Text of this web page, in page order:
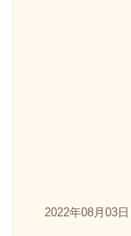
2022年08月03日